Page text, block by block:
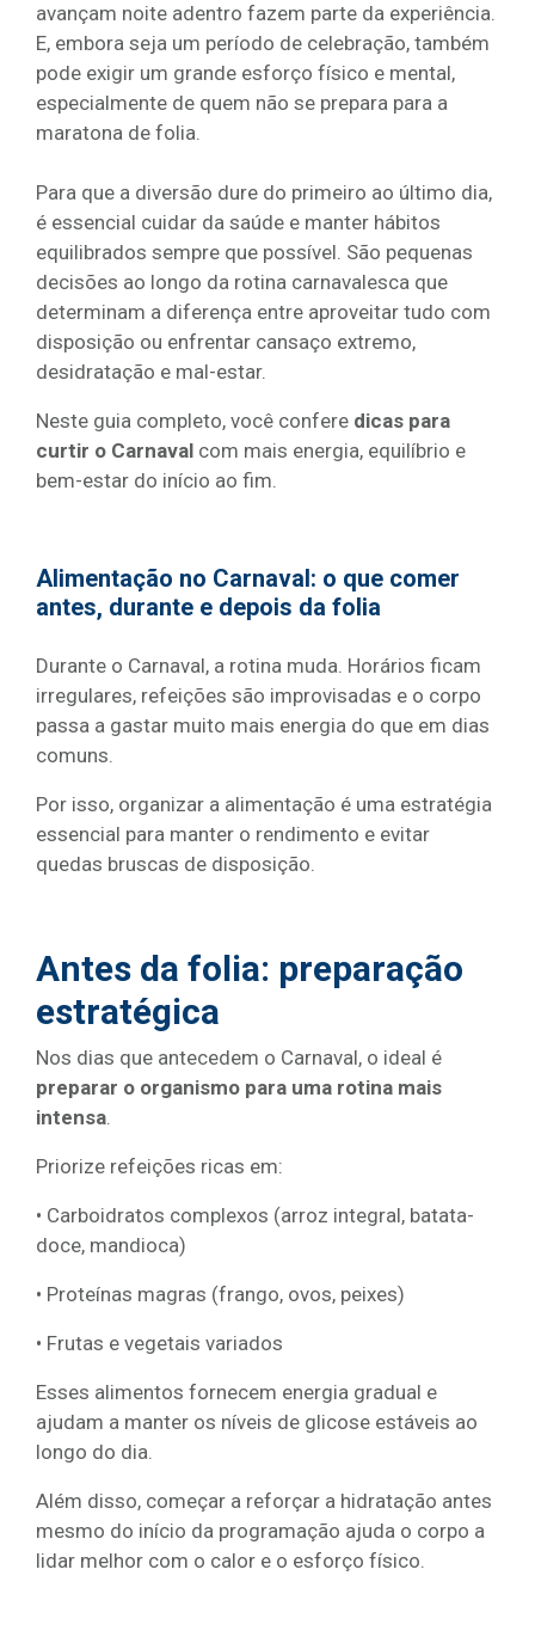
avançam noite adentro fazem parte da experiência.
E, embora seja um período de celebração, também
pode exigir um grande esforço físico e mental,
especialmente de quem não se prepara para a
maratona de folia.
Para que a diversão dure do primeiro ao último dia,
é essencial cuidar da saúde e manter hábitos
equilibrados sempre que possível. São pequenas
decisões ao longo da rotina carnavalesca que
determinam a diferença entre aproveitar tudo com
disposição ou enfrentar cansaço extremo,
desidratação e mal-estar.
Neste guia completo, você confere dicas para
curtir o Carnaval com mais energia, equilíbrio e
bem-estar do início ao fim.
Alimentação no Carnaval: o que comer
antes, durante e depois da folia
Durante o Carnaval, a rotina muda. Horários ficam
irregulares, refeições são improvisadas e o corpo
passa a gastar muito mais energia do que em dias
comuns.
Por isso, organizar a alimentação é uma estratégia
essencial para manter o rendimento e evitar
quedas bruscas de disposição.
Antes da folia: preparação
estratégica
Nos dias que antecedem o Carnaval, o ideal é
preparar o organismo para uma rotina mais
intensa.
Priorize refeições ricas em:
• Carboidratos complexos (arroz integral, batata-
doce, mandioca)
• Proteínas magras (frango, ovos, peixes)
• Frutas e vegetais variados
Esses alimentos fornecem energia gradual e
ajudam a manter os níveis de glicose estáveis ao
longo do dia.
Além disso, começar a reforçar a hidratação antes
mesmo do início da programação ajuda o corpo a
lidar melhor com o calor e o esforço físico.